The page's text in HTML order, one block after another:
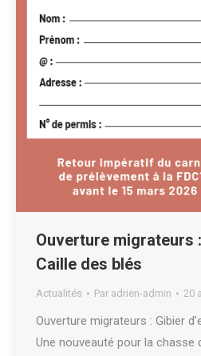
Ouverture migrateurs
Caille des blés
Actualités Par adrien-admin 20
Ouverture migrateurs : Gibier
Une nouveauté pour la